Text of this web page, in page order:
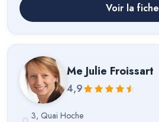
Voir la fiche
Me Julie Froissart
4,9
3, Quai Hoche